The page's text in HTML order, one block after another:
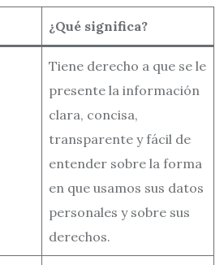
¿Qué significa?
Tiene derecho a que se le
presente la información
clara, concisa,
transparente y fácil de
entender sobre la forma
en que usamos sus datos
personales y sobre sus
derechos.